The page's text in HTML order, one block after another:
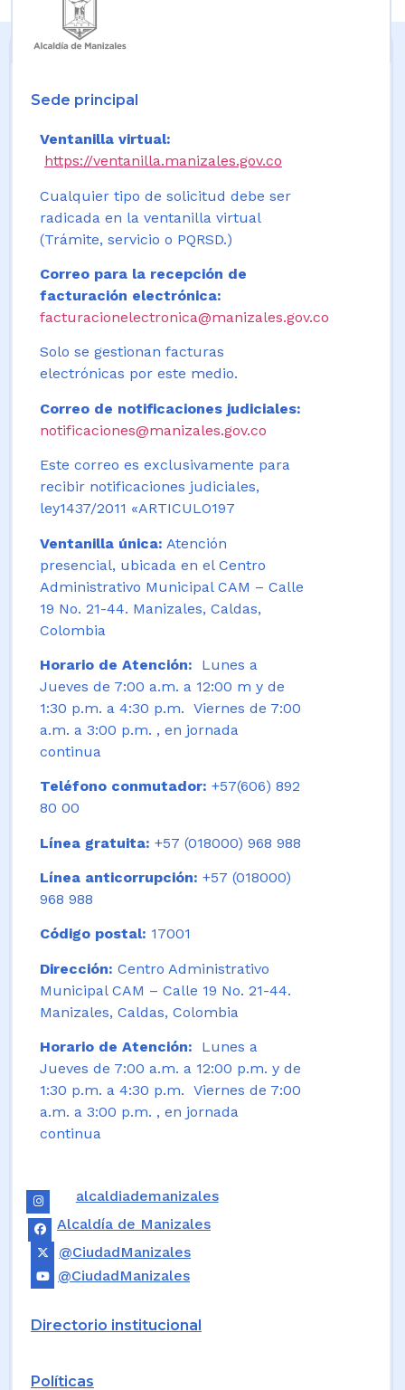
Sede principal
Ventanilla virtual:
https://ventanilla.manizales.gov.co
Cualquier tipo de solicitud debe ser
radicada en la ventanilla virtual
(Trámite, servicio o PQRSD.)
Correo para la recepción de
facturación electrónica:
facturacionelectronica@manizales.gov.co
Solo se gestionan facturas
electrónicas por este medio.
Correo de notificaciones judiciales:
notificaciones@manizales.gov.co
Este correo es exclusivamente para
recibir notificaciones judiciales,
ley1437/2011 «ARTICULO197
Ventanilla única: Atención
presencial, ubicada en el Centro
Administrativo Municipal CAM – Calle
19 No. 21-44. Manizales, Caldas,
Colombia
Horario de Atención:
Lunes a
Jueves de 7:00 a.m. a 12:00 m y de
1:30 p.m. a 4:30 p.m. Viernes de 7:00
a.m. a 3:00 p.m. , en jornada
continua
Teléfono conmutador: +57(606) 892
80 00
Línea gratuita: +57 (018000) 968 988
Línea anticorrupción: +57 (018000)
968 988
Código postal: 17001
Dirección: Centro Administrativo
Municipal CAM – Calle 19 No. 21-44.
Manizales, Caldas, Colombia
Horario de Atención: Lunes a
Jueves de 7:00 a.m. a 12:00 p.m. y de
1:30 p.m. a 4:30 p.m. Viernes de 7:00
a.m. a 3:00 p.m. , en jornada
continua
alcaldiademanizales
Alcaldía de Manizales
@CiudadManizales
@CiudadManizales
Directorio institucional
Políticas